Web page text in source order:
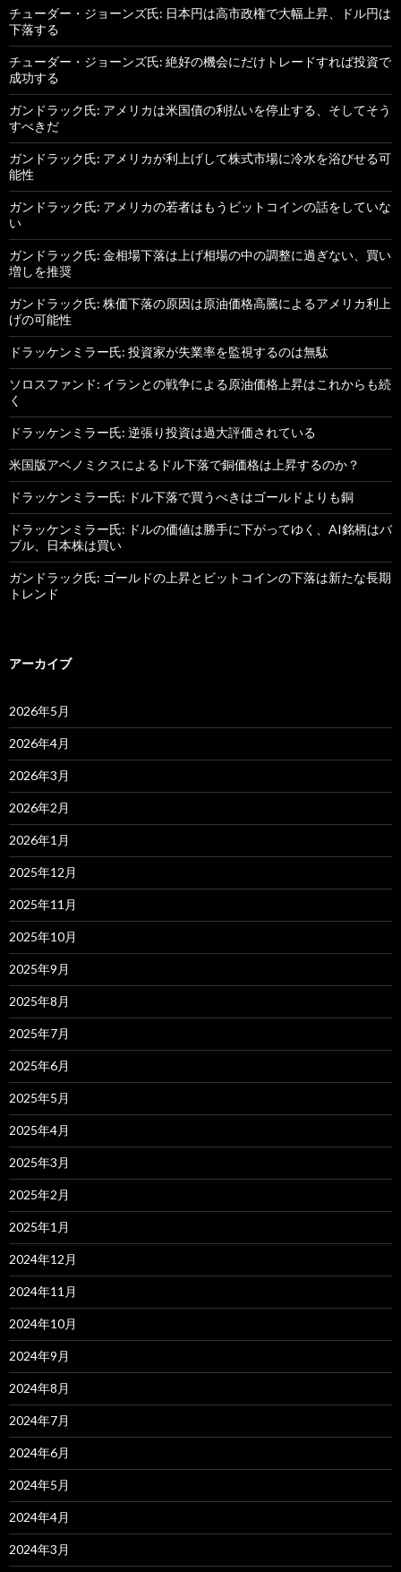
チューダー・ジョーンズ氏: 日本円は高市政権で大幅上昇、ドル円は
下落する
チューダー・ジョーンズ氏: 絶好の機会にだけトレードすれば投資で
成功する
ガンドラック氏: アメリカは米国債の利払いを停止する、そしてそう
すべきだ
ガンドラック氏: アメリカが利上げして株式市場に冷水を浴びせる可
能性
ガンドラック氏: アメリカの若者はもうビットコインの話をしていな
い
ガンドラック氏: 金相場下落は上げ相場の中の調整に過ぎない、買い
増しを推奨
ガンドラック氏: 株価下落の原因は原油価格高騰によるアメリカ利上
げの可能性
ドラッケンミラー氏: 投資家が失業率を監視するのは無駄
ソロスファンド: イランとの戦争による原油価格上昇はこれからも続
く
ドラッケンミラー氏: 逆張り投資は過大評価されている
米国版アベノミクスによるドル下落で銅価格は上昇するのか？
ドラッケンミラー氏: ドル下落で買うべきはゴールドよりも銅
ドラッケンミラー氏: ドルの価値は勝手に下がってゆく、AI銘柄はバ
ブル、日本株は買い
ガンドラック氏: ゴールドの上昇とビットコインの下落は新たな長期
トレンド
アーカイブ
2026年5月
2026年4月
2026年3月
2026年2月
2026年1月
2025年12月
2025年11月
2025年10月
2025年9月
2025年8月
2025年7月
2025年6月
2025年5月
2025年4月
2025年3月
2025年2月
2025年1月
2024年12月
2024年11月
2024年10月
2024年9月
2024年8月
2024年7月
2024年6月
2024年5月
2024年4月
2024年3月